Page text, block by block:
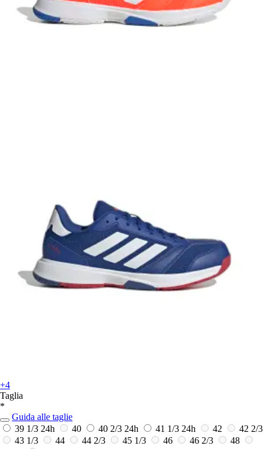
+4
Taglia
*
Guida alle taglie
39 1/3 24h 40 40 2/3 24h 41 1/3 24h 42
42 2/3
43 1/3
44 44 2/3 45 1/3 46 46 2/3
48